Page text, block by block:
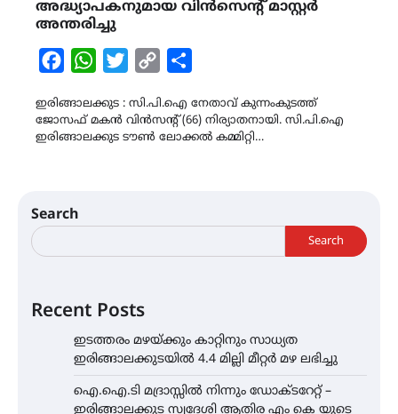
അദ്ധ്യാപകനുമായ വിൻസെന്റ് മാസ്റ്റർ
അന്തരിച്ചു
FacebookWhatsAppTwitterCopy
ഇരിങ്ങാലക്കുട : സി.പി.ഐ നേതാവ് കുന്നംകുടത്ത്
ജോസഫ് മകന്‍ വിന്‍സന്റ് (66) നിര്യാതനായി. സി.പി.ഐ
ഇരിങ്ങാലക്കുട ടൗൺ ലോക്കൽ കമ്മിറ്റി…
Search
Search
Recent Posts
ഇടത്തരം മഴയ്ക്കും കാറ്റിനും സാധ്യത
ഇരിങ്ങാലക്കുടയിൽ 4.4 മില്ലി മീറ്റർ മഴ ലഭിച്ചു
ഐ.ഐ.ടി മദ്രാസ്സിൽ നിന്നും ഡോക്ടറേറ്റ് –
ഇരിങ്ങാലക്കുട സ്വദേശി ആതിര എം കെ യുടെ